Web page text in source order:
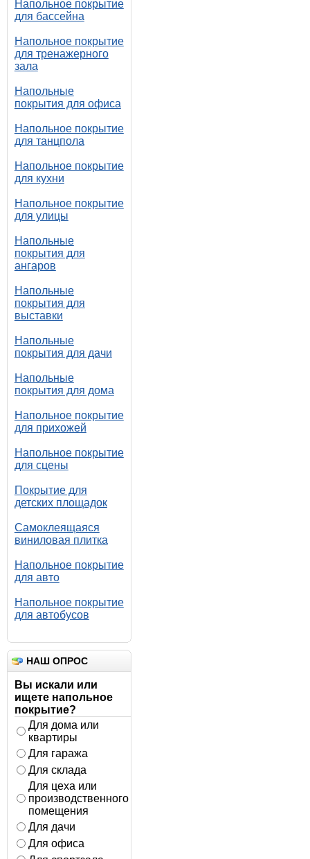
Напольное покрытие
для бассейна
Напольное покрытие
для тренажерного
зала
Напольные
покрытия для офиса
Напольное покрытие
для танцпола
Напольное покрытие
для кухни
Напольное покрытие
для улицы
Напольные
покрытия для
ангаров
Напольные
покрытия для
выставки
Напольные
покрытия для дачи
Напольные
покрытия для дома
Напольное покрытие
для прихожей
Напольное покрытие
для сцены
Покрытие для
детских площадок
Самоклеящаяся
виниловая плитка
Напольное покрытие
для авто
Напольное покрытие
для автобусов
НАШ ОПРОС
Вы искали или
ищете напольное
покрытие?
Для дома или
квартиры
Для гаража
Для склада
Для цеха или
производственного
помещения
Для дачи
Для офиса